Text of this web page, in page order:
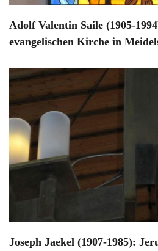
Adolf Valentin Saile (1905-
evangelischen Kirche in
Joseph Jaekel (1907-1985):